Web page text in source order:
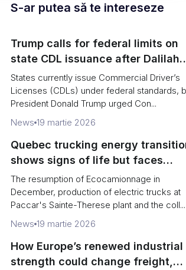
S-ar putea să te intereseze
Trump calls for federal limits on
state CDL issuance after Dalilah
Coleman crash
States currently issue Commercial Driver’s
Licenses (CDLs) under federal standards,
President Donald Trump urged Con...
News 19 martie 2026
Quebec trucking energy
shows signs of life but faces
financial and infrastructure
The resumption of Ecocamionnage in
December, production of electric trucks at
Paccar's Sainte-Therese plant and the coll...
News 19 martie 2026
How Europe’s renewed industrial
strength could change freight,